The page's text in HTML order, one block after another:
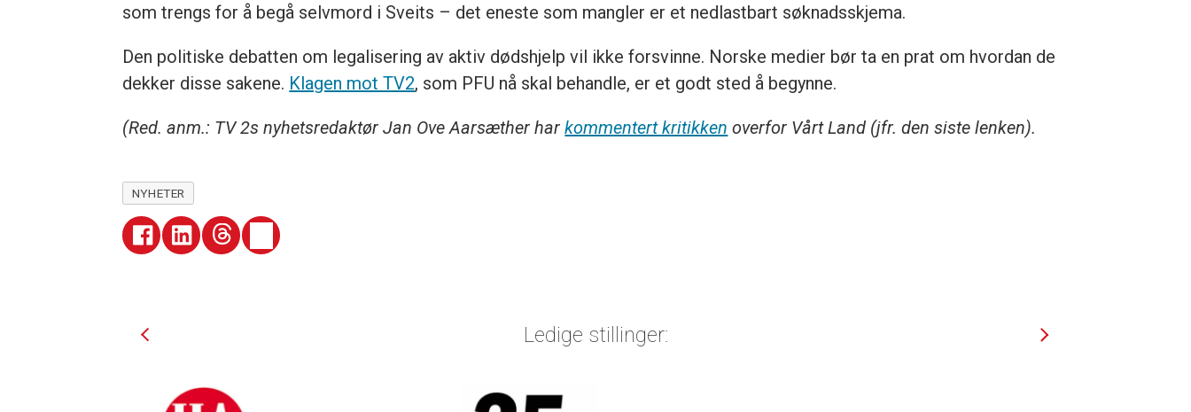
som trengs for å begå selvmord i Sveits – det eneste som mangler er et nedlastbart søknadsskjema.
Den politiske debatten om legalisering av aktiv dødshjelp vil ikke forsvinne. Norske medier bør ta en prat om hvordan de
dekker disse sakene. Klagen mot TV2, som PFU nå skal behandle, er et godt sted å begynne.
(Red. anm.: TV 2s nyhetsredaktør Jan Ove Aarsæther harkommentert kritikken overfor Vårt Land (jfr. den siste lenken).
NYHETER
Ledige stillinger: